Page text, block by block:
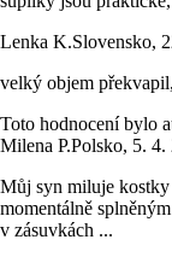
Lenka K.Slovensko,
velký objem
Toto hodnocení bylo
Milena P.Polsko, 5. 4.
Můj syn miluje kostky
momentálně
v zásuvkách ...